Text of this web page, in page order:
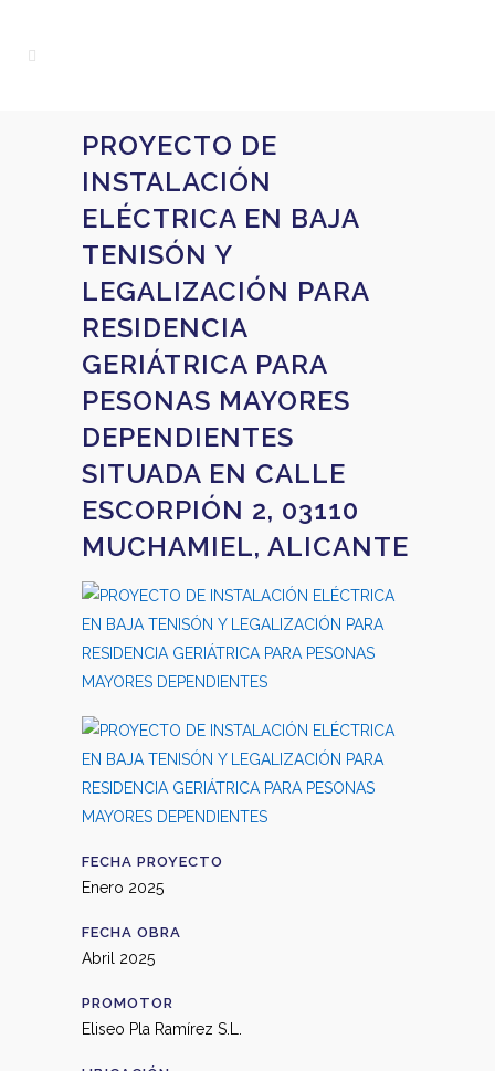
PROYECTO DE
INSTALACIÓN
ELÉCTRICA EN BAJA
TENISÓN Y
LEGALIZACIÓN PARA
RESIDENCIA
GERIÁTRICA PARA
PESONAS MAYORES
DEPENDIENTES
SITUADA EN CALLE
ESCORPIÓN 2, 03110
MUCHAMIEL, ALICANTE
FECHA PROYECTO
Enero 2025
FECHA OBRA
Abril 2025
PROMOTOR
Eliseo Pla Ramírez S.L.